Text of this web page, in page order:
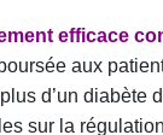
efficace
aux
d’un
sur la